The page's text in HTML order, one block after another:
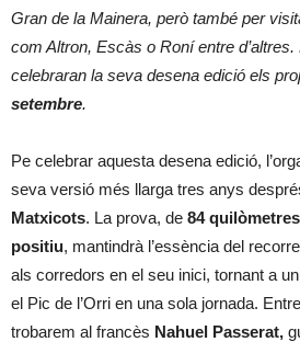
Gran de la Mainera, però també per
com Altron, Escàs o Roní entre
celebraran la seva desena edició els
setembre.
Pe celebrar aquesta desena edició,
seva versió més llarga tres anys
Matxicots. La prova, de 84
positiu, mantindrà l’essència del
als corredors en el seu inici, tornant a
el Pic de l’Orri en una sola jornada.
trobarem al francès Nahuel Passerat,